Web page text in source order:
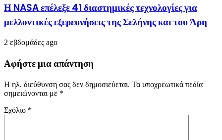
Η NASA επέλεξε 41 διαστημικές τεχνολογίες για
μελλοντικές εξερευνήσεις της Σελήνης και του Άρη
2 εβδομάδες ago
Αφήστε μια απάντηση
Η ηλ. διεύθυνση σας δεν δημοσιεύεται. Τα υποχρεωτικά πεδία
σημειώνονται με *
Σχόλιο *